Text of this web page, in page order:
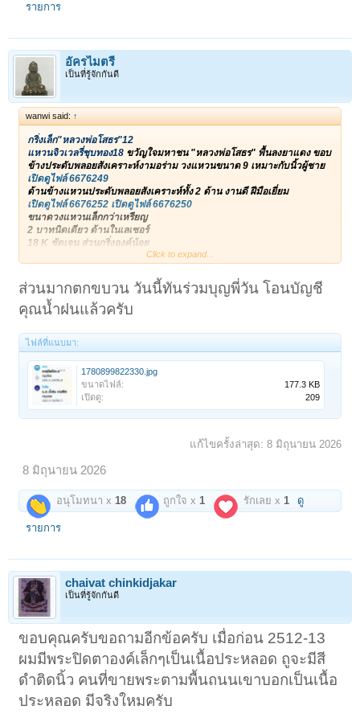
รายการ
อัครไมตรี
เป็นที่รู้จักกันดี
wanwi said: ↑
กริ่งเล็ก"หลวงพ่อโสธร"12
แหวนจิวเวลรี่ชุบทอง18 ขวัญใจมหาชน "หลวงพ่อโสธร" พื้นลงยาแดง ขอบ
ข้างประดับพลอยสังเคราะห์งามอร่าม วงแหวนขนาด 9 เหมาะกับนิ้วผู้ชาย
เปิดดูไฟล์ 6676249
ด้านข้างแหวนประดับพลอยสังเคราะห์ทั้ง 2 ด้าน งานดี ฝีมือเยี่ยม
เปิดดูไฟล์ 6676252 เปิดดูไฟล์ 6676250
ขนาดวงแหวนเล็กกว่าเหรียญ
2 บาทนิดเดียว ด้านในเลเซอร์
18 K ชัดเจน ส่วนกริ่งองค์น้อย
ก็ไม่เล็กมากนัก กริ่งดังดีมีสกุล
ด้านหลังกริ่งน้อย ตัวหนังสือนูน
Click to expand...
ส่วนมากตกขบวน วันนี้ทันร่วมบุญพี่วัน โอนบัญชี
คุณน้ำฝนแล้วครับ
ไฟล์ที่แนบมา:
1780899822330.jpg
ขนาดไฟล์:
177.3 KB
เปิดดู:
209
แก้ไขครั้งล่าสุด: 8 มิถุนายน 2026
8 มิถุนายน 2026
อนุโมทนา x18 ถูกใจ x1 รักเลย x1 ดู
รายการ
chaivat chinkidjakar
เป็นที่รู้จักกันดี
ขอบคุณครับขอถามอีกข้อครับ เมื่อก่อน 2512-13
ผมมีพระปิดตาองค์เล็กๆเป็นเนื้อประหลอด ถูจะมีสี
ดำติดนิ้ว คนที่ขายพระตามพื้นถนนเขาบอกเป็นเนื้อ
ประหลอด มีจริงใหมครับ